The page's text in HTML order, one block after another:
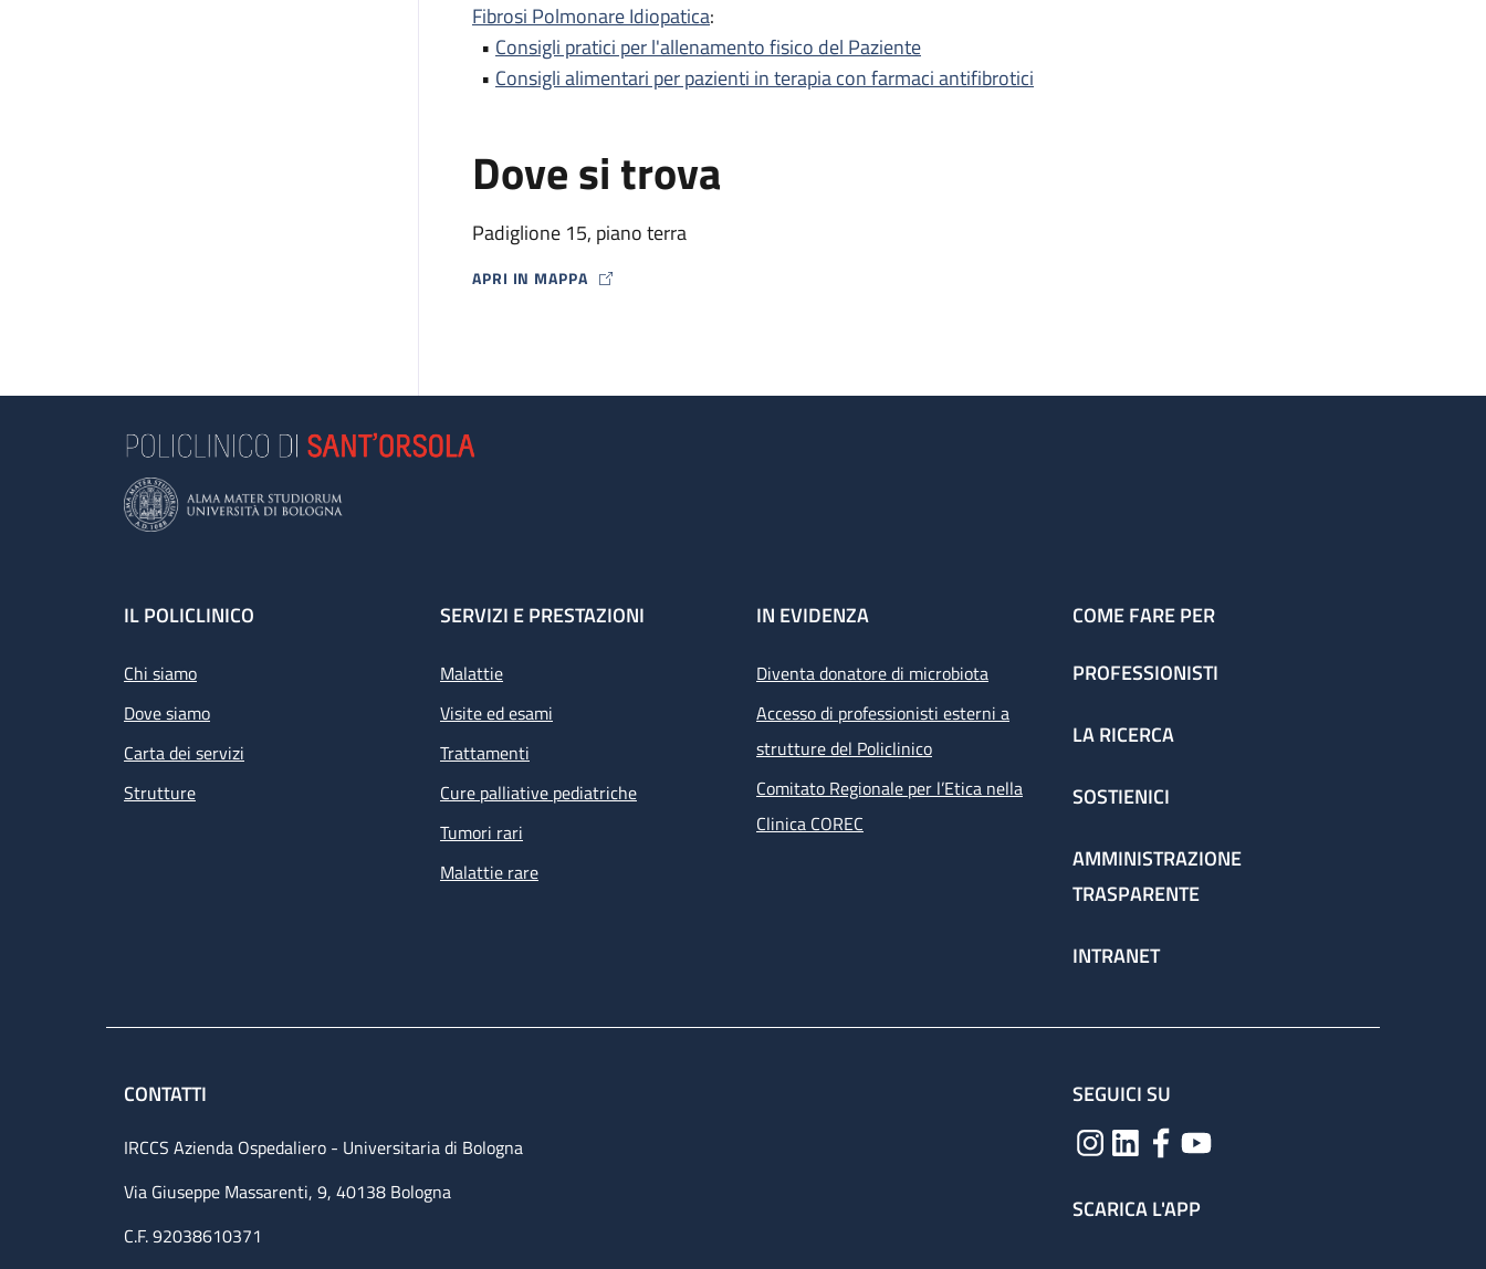
Fibrosi Polmonare Idiopatica:
• Consigli pratici per l'allenamento fisico del Paziente
• Consigli alimentari per pazienti in terapia con farmaci antifibrotici
Dove si trova
Padiglione 15, piano terra
APRI IN MAPPA
MAP ICON
Footer
IL POLICLINICO
Chi siamo
Dove siamo
Carta dei servizi
Strutture
SERVIZI E PRESTAZIONI
Malattie
Visite ed esami
Trattamenti
Cure palliative pediatriche
Tumori rari
Malattie rare
IN EVIDENZA
Diventa donatore di microbiota
Accesso di professionisti esterni a
strutture del Policlinico
Comitato Regionale per l’Etica nella
Clinica COREC
COME FARE PER
PROFESSIONISTI
LA RICERCA
SOSTIENICI
AMMINISTRAZIONE
TRASPARENTE
INTRANET
CONTATTI
IRCCS Azienda Ospedaliero - Universitaria di Bologna
Via Giuseppe Massarenti, 9, 40138 Bologna
C.F. 92038610371
SEGUICI SU
SCARICA L'APP